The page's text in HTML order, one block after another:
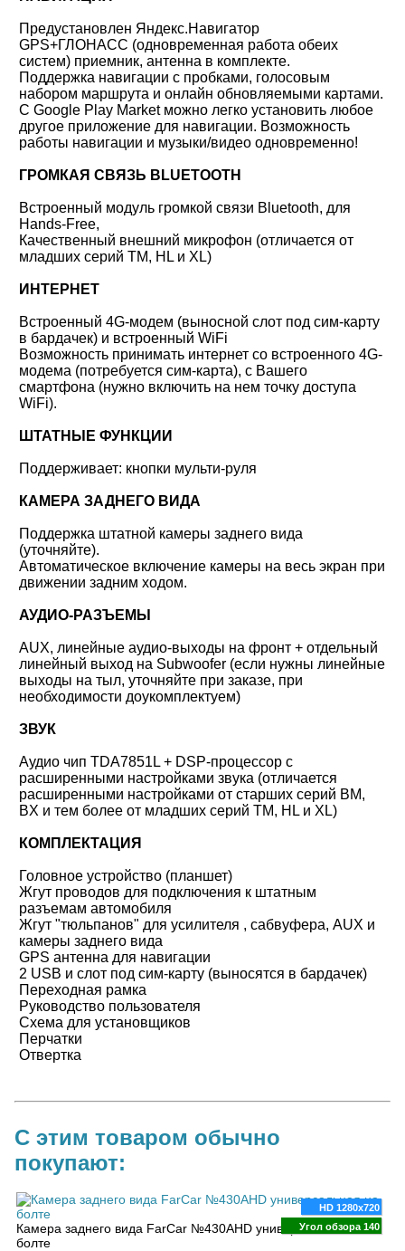
Предустановлен Яндекс.Навигатор
GPS+ГЛОНАСС (одновременная работа обеих
систем) приемник, антенна в комплекте.
Поддержка навигации с пробками, голосовым
набором маршрута и онлайн обновляемыми картами.
С Google Play Market можно легко установить любое
другое приложение для навигации. Возможность
работы навигации и музыки/видео одновременно!
ГРОМКАЯ СВЯЗЬ BLUETOOTH
Встроенный модуль громкой связи Bluetooth, для
Hands-Free,
Качественный внешний микрофон (отличается от
младших серий TM, HL и XL)
ИНТЕРНЕТ
Встроенный 4G-модем (выносной слот под сим-карту
в бардачек) и встроенный WiFi
Возможность принимать интернет со встроенного 4G-
модема (потребуется сим-карта), с Вашего
смартфона (нужно включить на нем точку доступа
WiFi).
ШТАТНЫЕ ФУНКЦИИ
Поддерживает: кнопки мульти-руля
КАМЕРА ЗАДНЕГО ВИДА
Поддержка штатной камеры заднего вида
(уточняйте).
Автоматическое включение камеры на весь экран при
движении задним ходом.
АУДИО-РАЗЪЕМЫ
AUX, линейные аудио-выходы на фронт + отдельный
линейный выход на Subwoofer (если нужны линейные
выходы на тыл, уточняйте при заказе, при
необходимости доукомплектуем)
ЗВУК
Аудио чип TDA7851L + DSP-процессор с
расширенными настройками звука (отличается
расширенными настройками от старших серий BM,
BX и тем более от младших серий TM, HL и XL)
КОМПЛЕКТАЦИЯ
Головное устройство (планшет)
Жгут проводов для подключения к штатным
разъемам автомобиля
Жгут "тюльпанов" для усилителя , сабвуфера, AUX и
камеры заднего вида
GPS антенна для навигации
2 USB и слот под сим-карту (выносятся в бардачек)
Переходная рамка
Руководство пользователя
Схема для установщиков
Перчатки
Отвертка
С этим товаром обычно
покупают:
HD 1280x720
Угол обзора 140
Камера заднего вида FarCar №430AHD универсальная на
болте